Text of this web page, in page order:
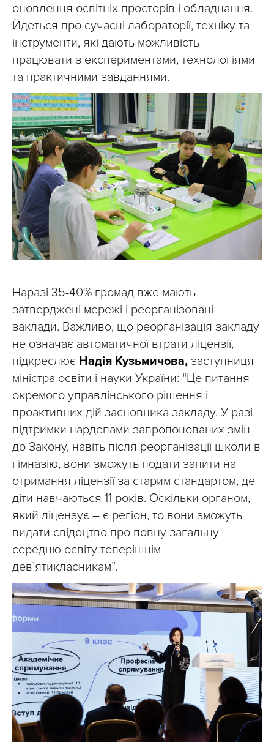
оновлення освітніх просторів і обладнання.
Йдеться про сучасні лабораторії, техніку та
інструменти, які дають можливість
працювати з експериментами, технологіями
та практичними завданнями.
Наразі 35-40% громад вже мають
затверджені мережі і реорганізовані
заклади. Важливо, що реорганізація закладу
не означає автоматичної втрати ліцензії,
підкреслює Надія Кузьмичова, заступниця
міністра освіти і науки України: “Це питання
окремого управлінського рішення і
проактивних дій засновника закладу. У разі
підтримки нардепами запропонованих змін
до Закону, навіть після реорганізації школи в
гімназію, вони зможуть подати запити на
отримання ліцензії за старим стандартом, де
діти навчаються 11 років. Оскільки органом,
який ліцензує – є регіон, то вони зможуть
видати свідоцтво про повну загальну
середню освіту теперішнім
девʼятикласникам”.